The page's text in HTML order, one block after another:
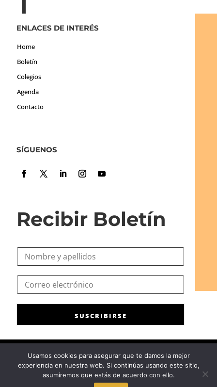
ENLACES DE INTERÉS
Home
Boletín
Colegios
Agenda
Contacto
SÍGUENOS
Recibir Boletín
N
r
*
o
r
e
*
C
o
e
c
SUSCRIBIRSE
Consejo General de la Psicología de España|Privacidad|Aviso
Legal| Política de cookies
Usamos cookies para asegurar que te damos la mejor
experiencia en nuestra web. Si continúas usando este sitio,
asumiremos que estás de acuerdo con ello.